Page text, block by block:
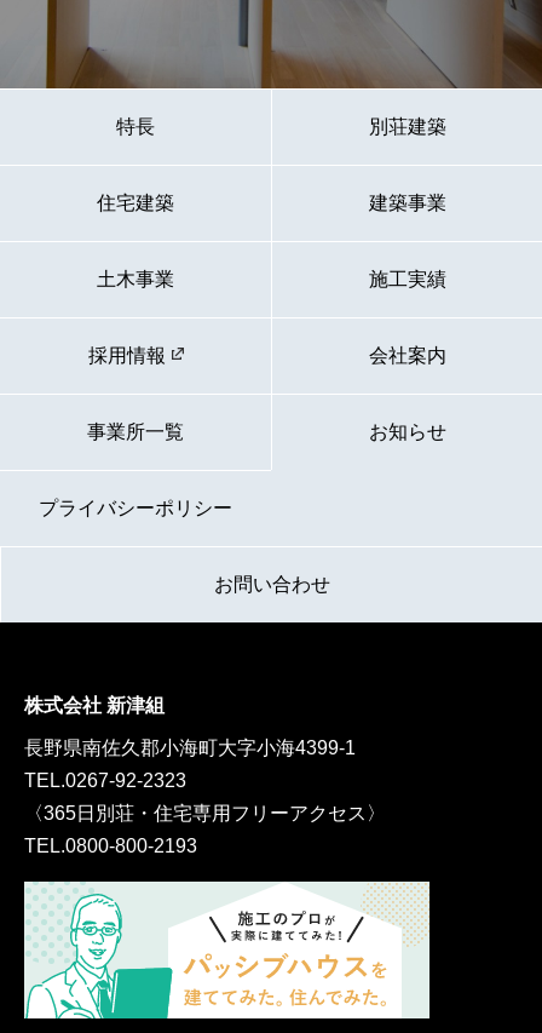
特長 別荘建築
住宅建築 建築事業
土木事業 施工実績
採用情報 会社案内
事業所一覧 お知らせ
プライバシーポリシー
お問い合わせ
株式会社 新津組
長野県南佐久郡小海町大字小海4399-1
TEL.0267-92-2323
〈365日別荘・住宅専用フリーアクセス〉
TEL.0800-800-2193